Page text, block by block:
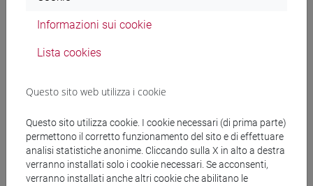
Cerca nel sito
Ricerca persone
Ricerca insegnamenti
Ricerca aule
Ricerca sedi
Informazioni sui cookie
Lista cookies
Questo sito web utilizza i cookie
Questo sito utilizza cookie. I cookie necessari (di prima parte)
permettono il corretto funzionamento del sito e di effettuare
analisi statistiche anonime. Cliccando sulla X in alto a destra
verranno installati solo i cookie necessari. Se acconsenti,
verranno installati anche altri cookie che abilitano le